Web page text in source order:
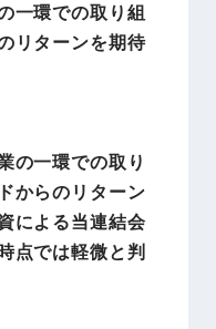
一環での取り組
リターンを期待
の一環での取り
からのリターン
による当連結会
点では軽微と判